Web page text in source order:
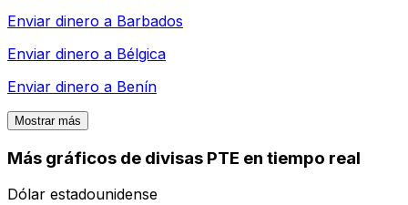
Enviar dinero a Barbados
Enviar dinero a Bélgica
Enviar dinero a Benín
Mostrar más
Más gráficos de divisas PTE en tiempo real
Dólar estadounidense